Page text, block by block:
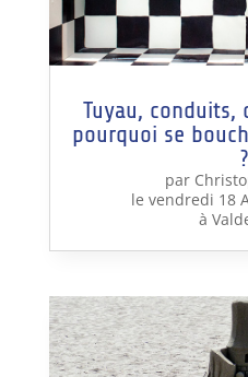
Tuyau, conduits,
pourquoi se
?
par
le vendredi 18
à